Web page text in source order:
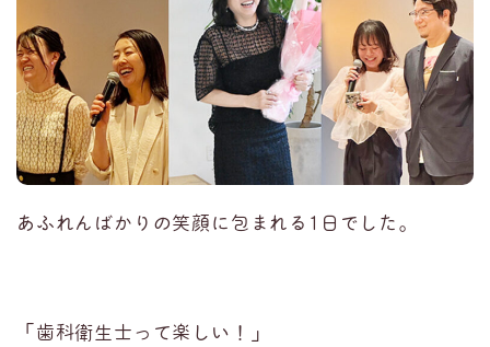
あふれんばかりの笑顔に包まれる1日でした。
「歯科衛生士って楽しい！」